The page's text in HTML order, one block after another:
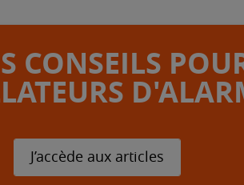
CONSEILS
J’accède aux articles